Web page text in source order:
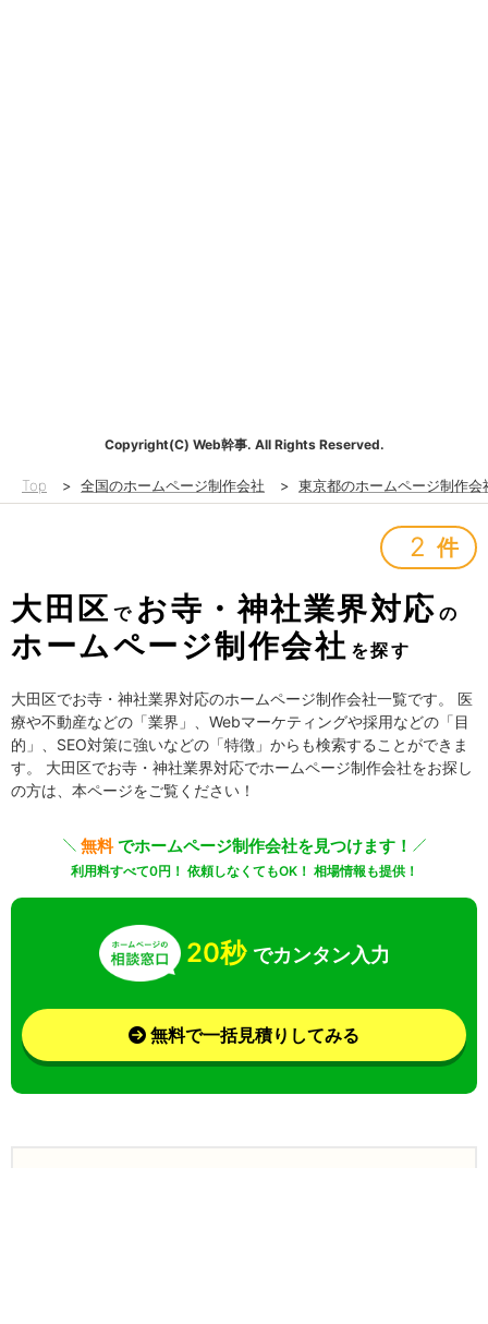
Copyright(C) Web幹事. All Rights Reserved.
Top > 全国のホームページ制作会社 > 東京都のホームページ制作会
2 件
大田区 で お寺・神社業界対応 の
ホームページ制作会社 を探す
大田区でお寺・神社業界対応のホームページ制作会社一覧です。 医
療や不動産などの「業界」、Webマーケティングや採用などの「目
的」、SEO対策に強いなどの「特徴」からも検索することができま
す。 大田区でお寺・神社業界対応でホームページ制作会社をお探し
の方は、本ページをご覧ください！
無料でホームページ制作会社を見つけます！
利用料すべて0円！ 依頼しなくてもOK！ 相場情報も提供！
20秒 でカンタン入力
無料で一括見積りしてみる